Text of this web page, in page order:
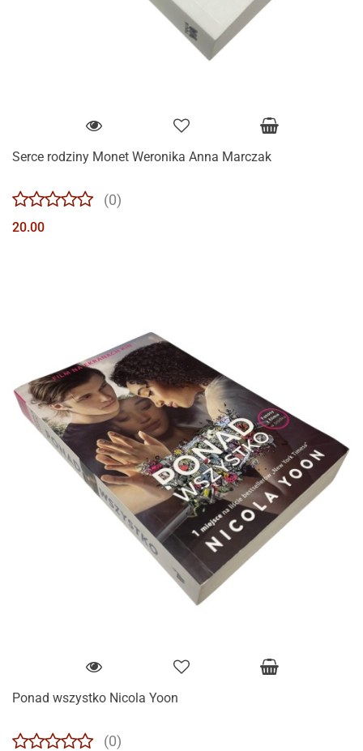
Serce rodziny Monet Weronika Anna Marczak
(0)
20.00
Ponad wszystko Nicola Yoon
(0)